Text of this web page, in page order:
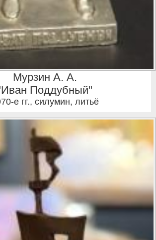
Мурзин А. А.
Поддубный"
е гг., силумин, литьё